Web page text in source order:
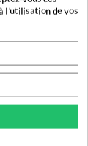
Peluche
l'utilisation de vos